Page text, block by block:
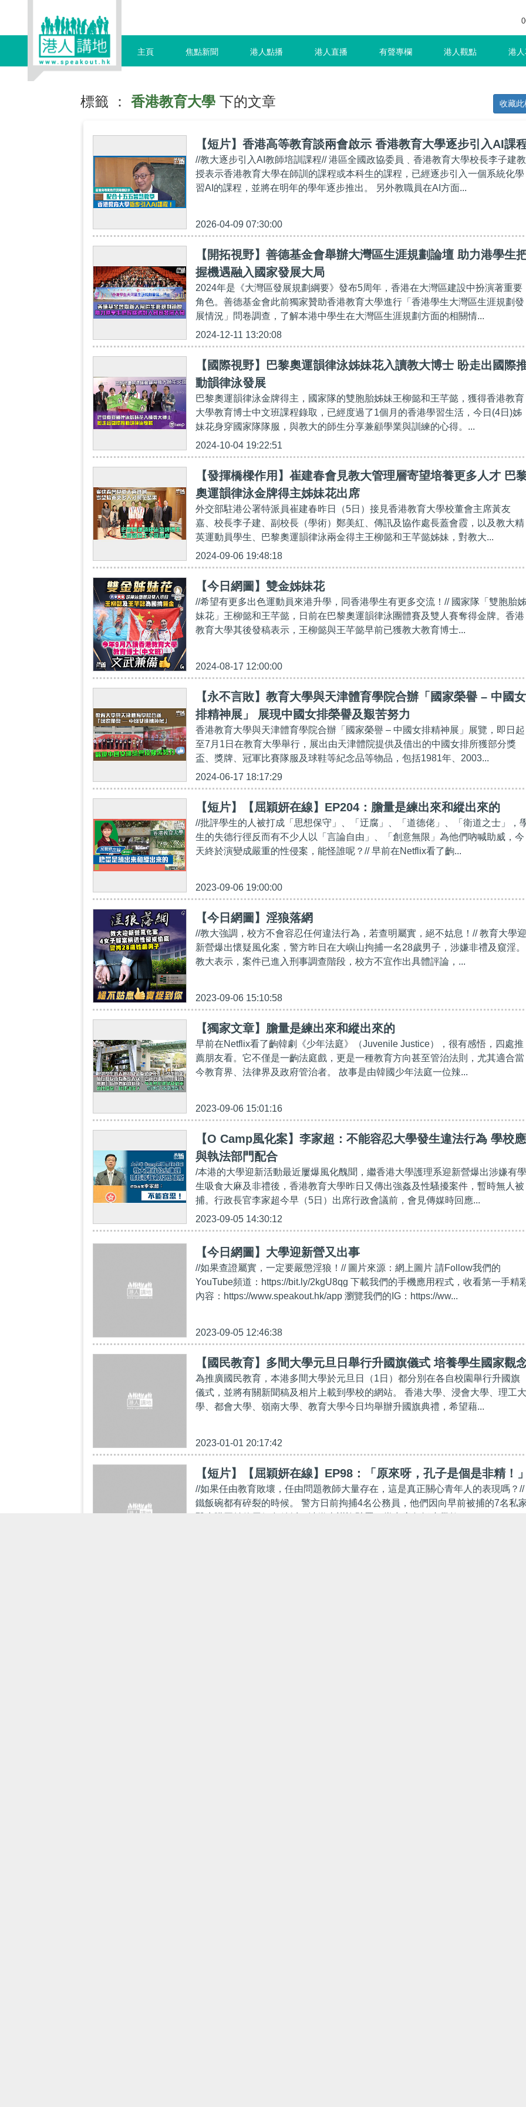
主頁 焦點新聞 港人點播 港人直播 有聲專欄 港人觀點 港
標籤 ： 香港教育大學 下的文章 收藏此
【短片】香港高等教育談兩會啟示 香港教育大學逐步引入AI課
//教大逐步引入AI教師培訓課程// 港區全國政協委員﹑香港教育大學校長李子建教
授表示香港教育大學在師訓的課程或本科生的課程，已經逐步引入一個系統化學
習AI的課程，並將在明年的學年逐步推出。 另外教職員在AI方面...
2026-04-09 07:30:00
【開拓視野】善德基金會舉辦大灣區生涯規劃論壇 助力港學生
握機遇融入國家發展大局
2024年是《大灣區發展規劃綱要》發布5周年，香港在大灣區建設中扮演著重要
角色。善德基金會此前獨家贊助香港教育大學進行「香港學生大灣區生涯規劃發
展情況」問卷調查，了解本港中學生在大灣區生涯規劃方面的相關情...
2024-12-11 13:20:08
【國際視野】巴黎奧運韻律泳姊妹花入讀教大博士 盼走出國際
動韻律泳發展
巴黎奧運韻律泳金牌得主，國家隊的雙胞胎姊妹王柳懿和王芊懿，獲得香港教育
大學教育博士中文班課程錄取，已經度過了1個月的香港學習生活，今日(4日)姊
妹花身穿國家隊隊服，與教大的師生分享兼顧學業與訓練的心得。...
2024-10-04 19:22:51
【發揮橋樑作用】崔建春會見教大管理層寄望培養更多人才 巴
奧運韻律泳金牌得主姊妹花出席
外交部駐港公署特派員崔建春昨日（5日）接見香港教育大學校董會主席黃友
嘉、校長李子建、副校長（學術）鄭美紅、傳訊及協作處長蓋會霞，以及教大精
英運動員學生、巴黎奧運韻律泳兩金得主王柳懿和王芊懿姊妹，對教大...
2024-09-06 19:48:18
【今日網圖】雙金姊妹花
//希望有更多出色運動員來港升學，同香港學生有更多交流！// 國家隊「雙胞胎姊
妹花」王柳懿和王芊懿，日前在巴黎奧運韻律泳團體賽及雙人賽奪得金牌。香港
教育大學其後發稿表示，王柳懿與王芊懿早前已獲教大教育博士...
2024-08-17 12:00:00
【永不言敗】教育大學與天津體育學院合辦「國家榮譽 – 中國女
排精神展」 展現中國女排榮譽及艱苦努力
香港教育大學與天津體育學院合辦「國家榮譽 – 中國女排精神展」展覽，即日起
至7月1日在教育大學舉行，展出由天津體院提供及借出的中國女排所獲部分獎
盃、獎牌、冠軍比賽隊服及球鞋等紀念品等物品，包括1981年、2003...
2024-06-17 18:17:29
【短片】【屈穎妍在線】EP204：膽量是練出來和縱出來的
//批評學生的人被打成「思想保守」、「迂腐」、「道德佬」、「衛道之士」，
生的失德行徑反而有不少人以「言論自由」、「創意無限」為他們吶喊助威，今
天終於演變成嚴重的性侵案，能怪誰呢？// 早前在Netflix看了齣...
2023-09-06 19:00:00
【今日網圖】淫狼落網
//教大強調，校方不會容忍任何違法行為，若查明屬實，絕不姑息！// 教育大學迎
新營爆出懷疑風化案，警方昨日在大嶼山拘捕一名28歲男子，涉嫌非禮及窺淫。
教大表示，案件已進入刑事調查階段，校方不宜作出具體評論，...
2023-09-06 15:10:58
【獨家文章】膽量是練出來和縱出來的
早前在Netflix看了齣韓劇《少年法庭》（Juvenile Justice），很有感悟，四處推
薦朋友看。它不僅是一齣法庭戲，更是一種教育方向甚至管治法則，尤其適合當
今教育界、法律界及政府管治者。 故事是由韓國少年法庭一位辣...
2023-09-06 15:01:16
【O Camp風化案】李家超：不能容忍大學發生違法行為 學校應
與執法部門配合
/本港的大學迎新活動最近屢爆風化醜聞，繼香港大學護理系迎新營爆出涉嫌有學
生吸食大麻及非禮後，香港教育大學昨日又傳出強姦及性騷擾案件，暫時無人被
捕。行政長官李家超今早（5日）出席行政會議前，會見傳媒時回應...
2023-09-05 14:30:12
【今日網圖】大學迎新營又出事
//如果查證屬實，一定要嚴懲淫狼！// 圖片來源：網上圖片 請Follow我們的
YouTube頻道：https://bit.ly/2kgU8qg 下載我們的手機應用程式，收看第一手精
內容：https://www.speakout.hk/app 瀏覽我們的IG：https://ww...
2023-09-05 12:46:38
【國民教育】多間大學元旦日舉行升國旗儀式 培養學生國家觀
為推廣國民教育，本港多間大學於元旦日（1日）都分別在各自校園舉行升國旗
儀式，並將有關新聞稿及相片上載到學校的網站。 香港大學、浸會大學、理工大
學、都會大學、嶺南大學、教育大學今日均舉辦升國旗典禮，希望藉...
2023-01-01 20:17:42
【短片】【屈穎妍在線】EP98：「原來呀，孔子是個是非精！
//如果任由教育敗壞，任由問題教師大量存在，這是真正關心青年人的表現嗎？//
鐵飯碗都有碎裂的時候。 警方日前拘捕4名公務員，他們因向早前被捕的7名私